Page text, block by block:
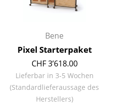
... alle
Hängeleuchten &
Tischleuchten
Schreibtischleuchten
Bene
Pixel Starterpaket
CHF 3’618.00
Lieferbar in 3-5 Wochen
(Standardlieferaussage des
Herstellers)